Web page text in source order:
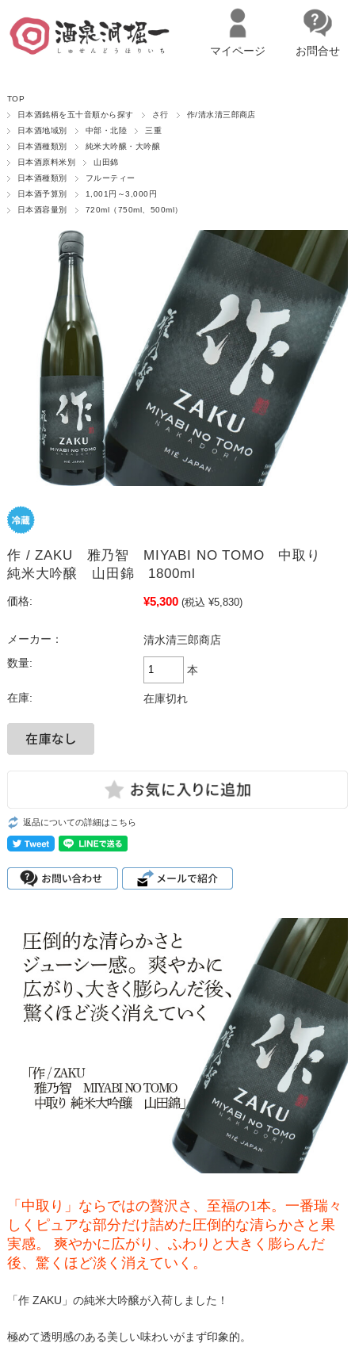
マイページへログイン カートをみる
マイページ お問合せ
TOP
日本酒銘柄を五十音順から探す
さ行
作/清水清三郎商店
日本酒地域別
中部・北陸
三重
日本酒種類別
純米大吟醸・大吟醸
日本酒原料米別
山田錦
日本酒種類別
フルーティー
日本酒予算別
1,001円～3,000円
日本酒容量別
720ml（750ml、500ml）
作 / ZAKU 雅乃智 MIYABI NO TOMO 中取り
純米大吟醸 山田錦 1800ml
価格: ¥5,300 (税込 ¥5,830)
メーカー：
清水清三郎商店
数量:
本
在庫: 在庫切れ
返品についての詳細はこちら
「中取り」ならではの贅沢さ、至福の1本。一番瑞々
しくピュアな部分だけ詰めた圧倒的な清らかさと果
実感。 爽やかに広がり、ふわりと大きく膨らんだ
後、驚くほど淡く消えていく。
「作 ZAKU」の純米大吟醸が入荷しました！
極めて透明感のある美しい味わいがまず印象的。